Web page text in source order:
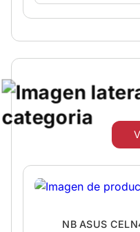
NB ASUS